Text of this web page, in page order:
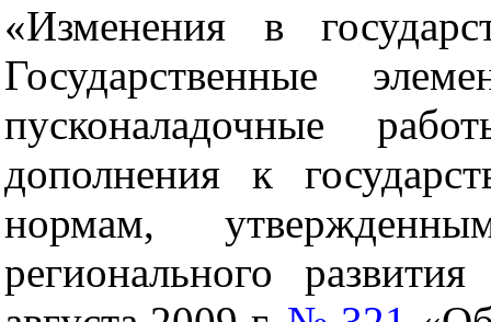
«Изменения в
Государственные
пусконаладочные
дополнения к
нормам,
регионального